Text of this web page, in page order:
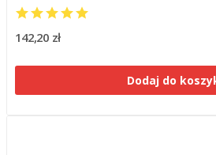
142,20 zł
Dodaj do